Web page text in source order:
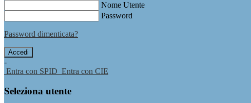
Nome Utente
Password
Password dimenticata?
-
Entra con SPID Entra con CIE
Seleziona utente